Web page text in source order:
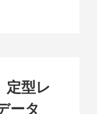
型レ
ータ